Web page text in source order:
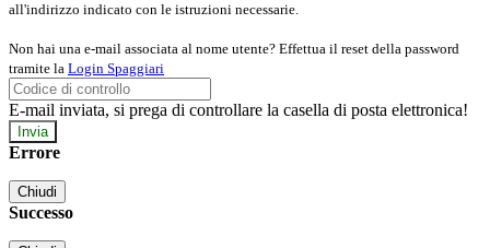
all'indirizzo indicato con le istruzioni necessarie.
Non hai una e-mail associata al nome utente? Effettua il reset della password
tramite la Login Spaggiari
E-mail inviata, si prega di controllare la casella di posta elettronica!
Errore
Chiudi
Successo